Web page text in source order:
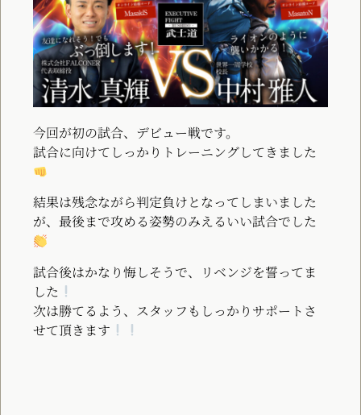
今回が初の試合、デビュー戦です。
試合に向けてしっかりトレーニングしてきました
結果は残念ながら判定負けとなってしまいました
が、最後まで攻める姿勢のみえるいい試合でした
試合後はかなり悔しそうで、リベンジを誓ってま
した
次は勝てるよう、スタッフもしっかりサポートさ
せて頂きます